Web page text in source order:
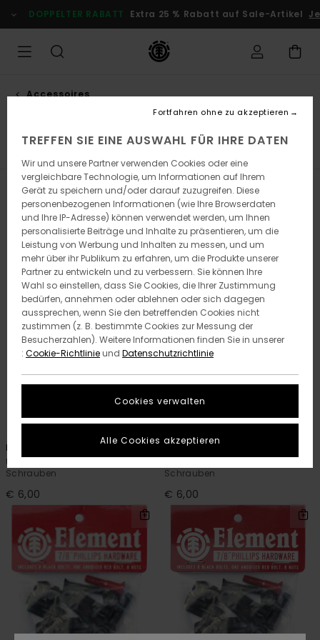
zur
Produkt
springen
DOPPELTER RABATT Extra 25 % Rabatt auf Sale-Artikel
Accessoires
Filtern & Sortieren 4Ergebnisse
Direkt
Filterkriterien
springen
Überspringen
filtern
nach
Element
Unisex Multi Allen Hdwr 7-8 Inch
Schrauben
€ 6,00
1
Element
Schrauben
€ 6,00
TREFFEN SIE EINE AUSWAHL FÜR IHRE DATEN
Wir und unsere Partner verwenden Cookies oder eine
vergleichbare Technologie, um Informationen auf Ihrem
Gerät zu speichern und/oder darauf zuzugreifen. Diese
personenbezogenen Informationen (wie Ihre Browserdaten
und Ihre IP-Adresse) können verwendet werden, um Ihnen
personalisierte Beiträge und Inhalte zu präsentieren, um die
Leistung von Werbung und Inhalten zu messen, und um
mehr über ihr Publikum zu erfahren, um die Produkte unserer
Partner zu entwickeln und zu verbessern. Sie können Ihre
Wahl so einstellen, dass Sie Cookies, die Ihrer Zustimmung
bedürfen, annehmen oder ablehnen oder sich dagegen
aussprechen, wenn Sie den betreffenden Cookies nicht
zustimmen (z. B. bestimmte Cookies zur Messung der
Besucherzahlen). Weitere Informationen finden Sie in unserer
: Cookie-Richtlinieund Datenschutzrichtlinie
Cookies verwalten
Fortfahren ohne zu akzeptieren
Alle Cookies akzeptieren